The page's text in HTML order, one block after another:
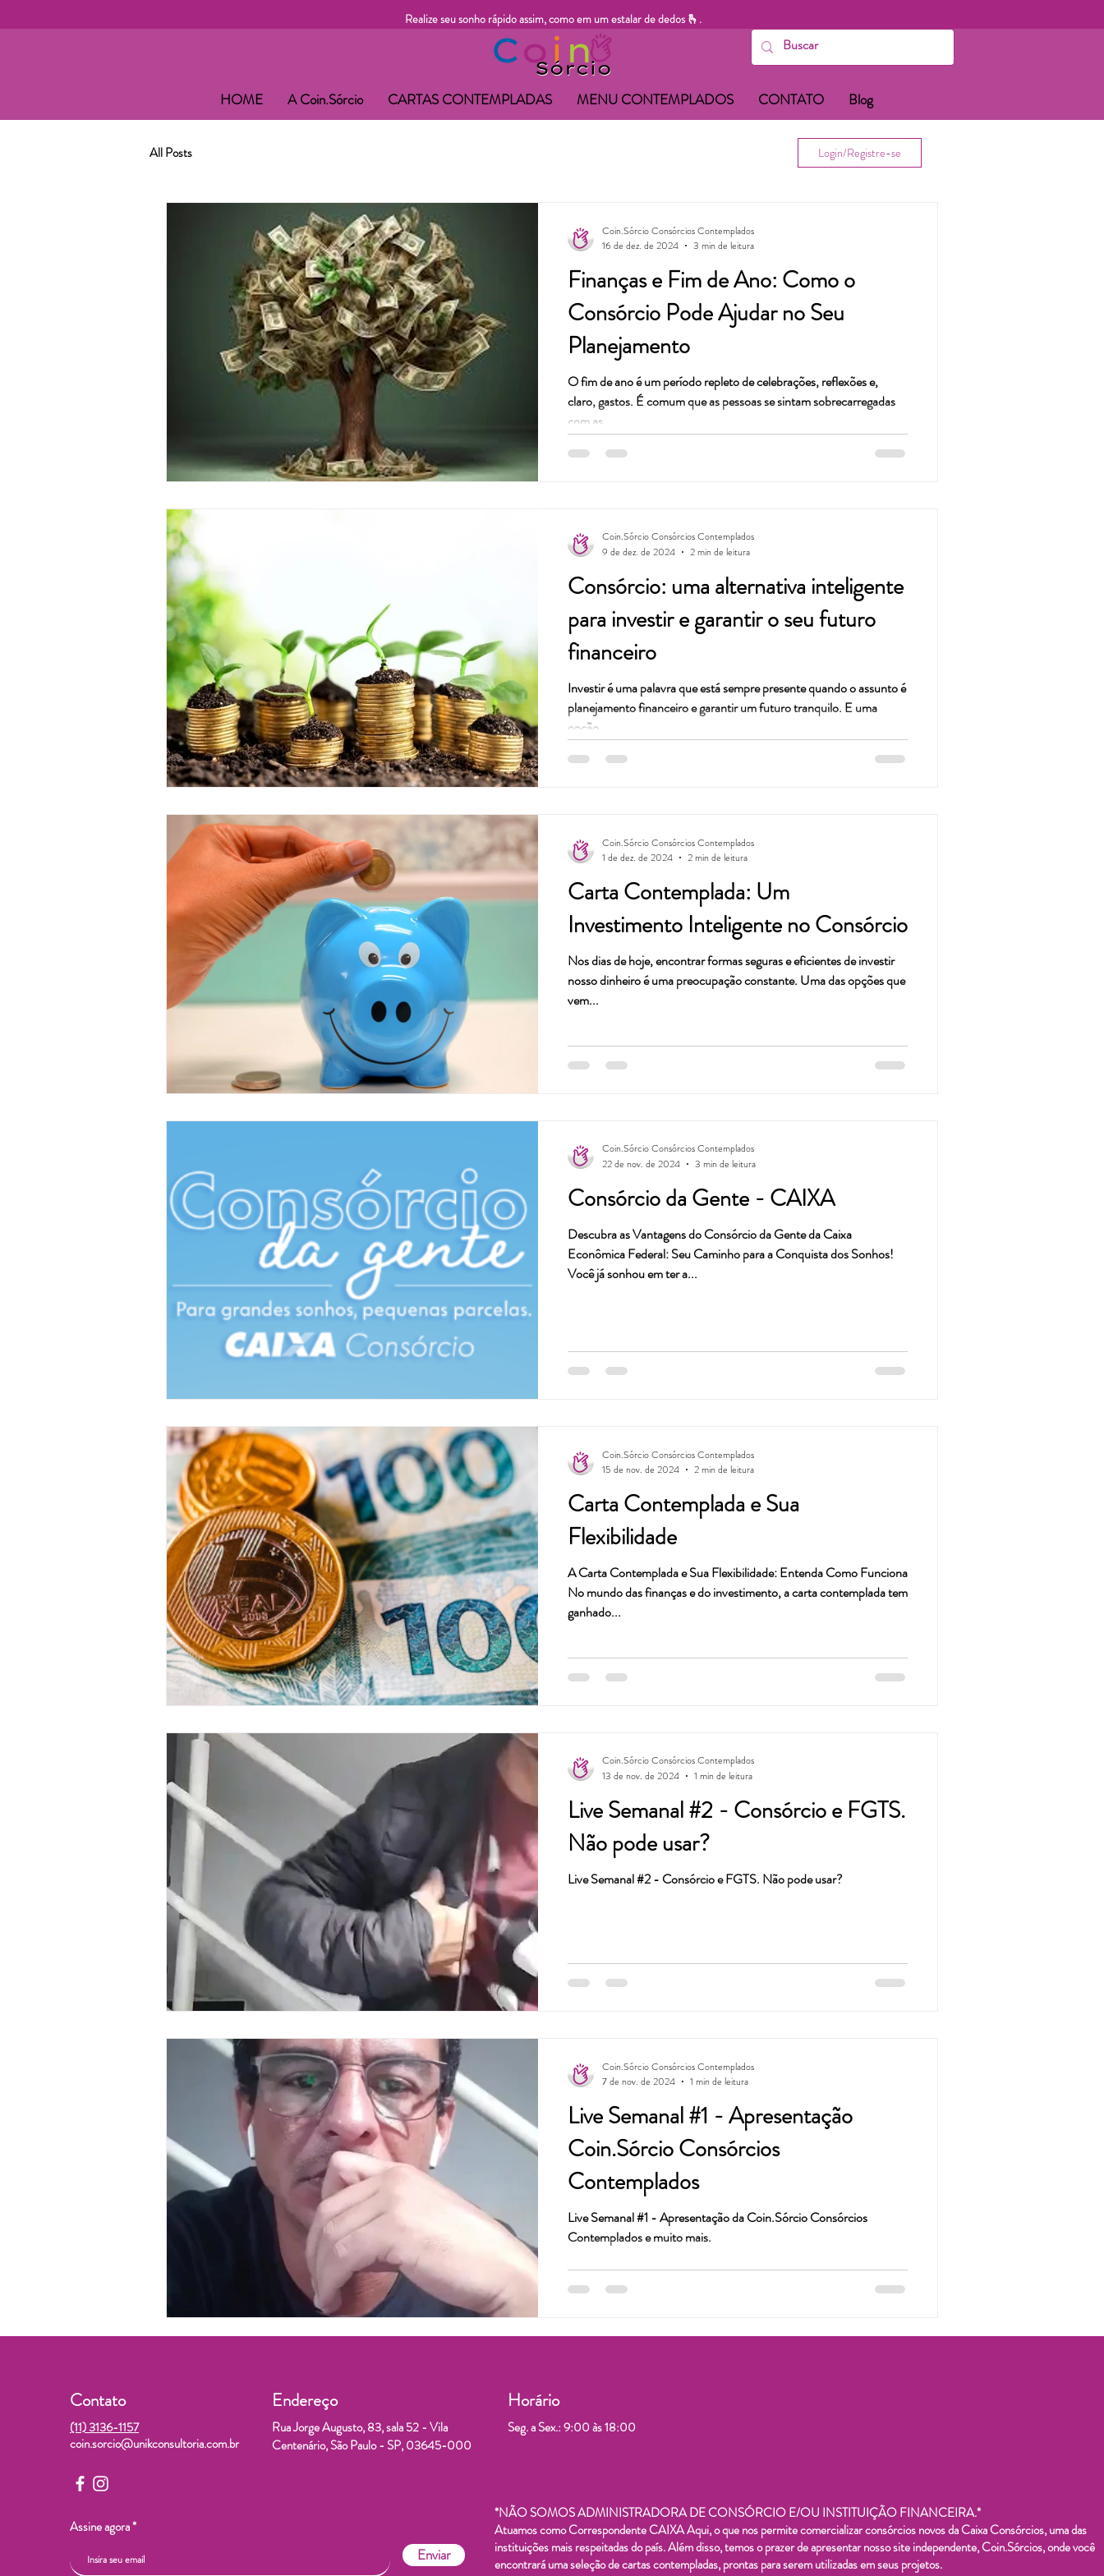
Realize seu sonho rápido assim, como em um estalar de dedos 🫰.
HOME A Coin.Sórcio CARTAS CONTEMPLADAS MENU CONTEMPLADOS CONTATO Blog
All Posts Login/Registre-se
Finanças e Fim de Ano: Como o
Consórcio Pode Ajudar no Seu
Planejamento
O fim de ano é um período repleto de celebrações, reflexões e,
claro, gastos. É comum que as pessoas se sintam sobrecarregadas
com as...
Coin.Sórcio Consórcios Contemplados
16 de dez. de 2024
3 min de leitura
Consórcio: uma alternativa inteligente
para investir e garantir o seu futuro
financeiro
Investir é uma palavra que está sempre presente quando o assunto é
planejamento financeiro e garantir um futuro tranquilo. E uma
opção...
Coin.Sórcio Consórcios Contemplados
9 de dez. de 2024
2 min de leitura
Carta Contemplada: Um
Investimento Inteligente no Consórcio
Nos dias de hoje, encontrar formas seguras e eficientes de investir
nosso dinheiro é uma preocupação constante. Uma das opções que
vem...
Coin.Sórcio Consórcios Contemplados
1 de dez. de 2024
2 min de leitura
Consórcio da Gente - CAIXA
Descubra as Vantagens do Consórcio da Gente da Caixa
Econômica Federal: Seu Caminho para a Conquista dos Sonhos!
Você já sonhou em ter a...
Coin.Sórcio Consórcios Contemplados
22 de nov. de 2024
3 min de leitura
Carta Contemplada e Sua
Flexibilidade
A Carta Contemplada e Sua Flexibilidade: Entenda Como Funciona
No mundo das finanças e do investimento, a carta contemplada tem
ganhado...
Coin.Sórcio Consórcios Contemplados
15 de nov. de 2024
2 min de leitura
Live Semanal #2 - Consórcio e FGTS.
Não pode usar?
Live Semanal #2 - Consórcio e FGTS. Não pode usar?
Coin.Sórcio Consórcios Contemplados
13 de nov. de 2024
1 min de leitura
Live Semanal #1 - Apresentação
Coin.Sórcio Consórcios
Contemplados
Live Semanal #1 - Apresentação da Coin.Sórcio Consórcios
Contemplados e muito mais.
Coin.Sórcio Consórcios Contemplados
7 de nov. de 2024
1 min de leitura
Contato
(11) 3136-1157
coin.sorcio@unikconsultoria.com.br
Endereço
Rua Jorge Augusto, 83, sala 52 - Vila
Centenário, São Paulo - SP, 03645-000
Horário
Seg. a Sex.: 9:00 às 18:00
Assine agora
Enviar
*NÃO SOMOS ADMINISTRADORA DE CONSÓRCIO E/OU INSTITUIÇÃO FINANCEIRA.*
Atuamos como Correspondente CAIXA Aqui, o que nos permite comercializar consórcios novos da Caixa Consórcios, uma das
instituições mais respeitadas do país. Além disso, temos o prazer de apresentar nosso site independente, Coin.Sórcios, onde você
encontrará uma seleção de cartas contempladas, prontas para serem utilizadas em seus projetos.